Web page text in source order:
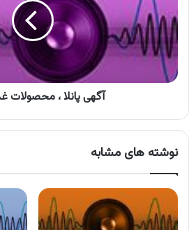
محصولات
غذایی
پانلا
آگهی پانلا ، محصولات
نوشته های مشابه